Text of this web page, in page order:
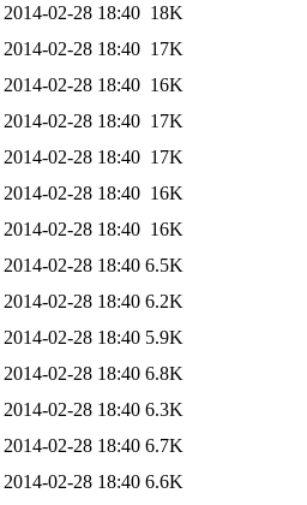
2014-02-28 18:40 18K
2014-02-28 18:40 17K
2014-02-28 18:40 16K
2014-02-28 18:40 17K
2014-02-28 18:40 17K
2014-02-28 18:40 16K
2014-02-28 18:40 16K
2014-02-28 18:40 6.5K
2014-02-28 18:40 6.2K
2014-02-28 18:40 5.9K
2014-02-28 18:40 6.8K
2014-02-28 18:40 6.3K
2014-02-28 18:40 6.7K
2014-02-28 18:40 6.6K